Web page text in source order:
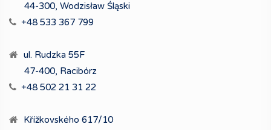
44-300, Wodzisław Śląski
+48 533 367 799
ul. Rudzka 55F
47-400, Racibórz
+48 502 21 31 22
Křížkovského 617/10